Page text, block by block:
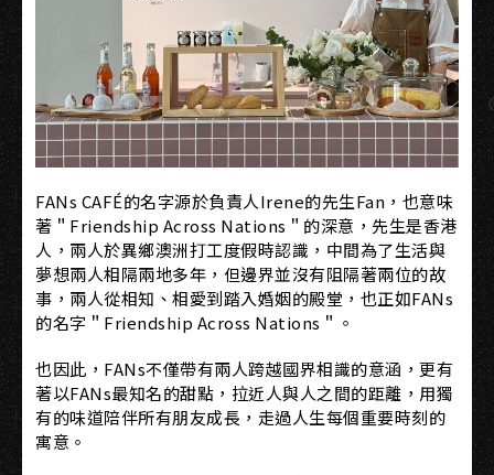
FANs CAFÉ的名字源於負責人Irene的先生Fan，也意味
著＂Friendship Across Nations＂的深意，先生是香港
人，兩人於異鄉澳洲打工度假時認識，中間為了生活與
夢想兩人相隔兩地多年，但邊界並沒有阻隔著兩位的故
事，兩人從相知、相愛到踏入婚姻的殿堂，也正如FANs
的名字＂Friendship Across Nations＂。
也因此，FANs不僅帶有兩人跨越國界相識的意涵，更有
著以FANs最知名的甜點，拉近人與人之間的距離，用獨
有的味道陪伴所有朋友成長，走過人生每個重要時刻的
寓意。